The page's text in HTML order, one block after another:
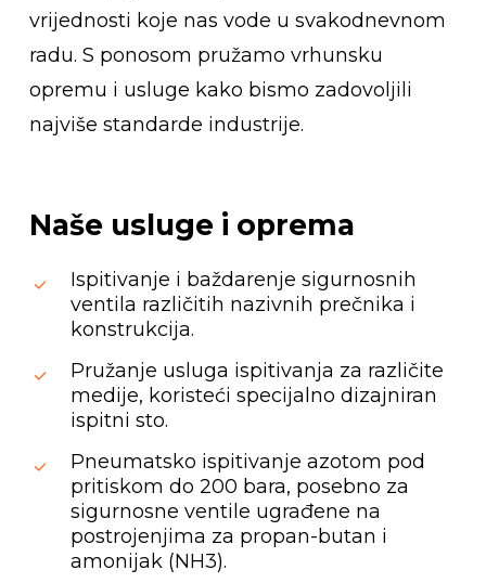
vrijednosti koje nas vode u svakodnevnom
radu. S ponosom pružamo vrhunsku
opremu i usluge kako bismo zadovoljili
najviše standarde industrije.
Naše usluge i oprema
Ispitivanje i baždarenje sigurnosnih
ventila različitih nazivnih prečnika i
konstrukcija.
Pružanje usluga ispitivanja za različite
medije, koristeći specijalno dizajniran
ispitni sto.
Pneumatsko ispitivanje azotom pod
pritiskom do 200 bara, posebno za
sigurnosne ventile ugrađene na
postrojenjima za propan-butan i
amonijak (NH3).